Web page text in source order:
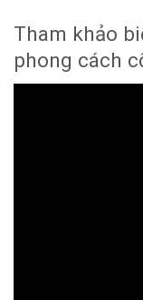
Tham khảo
phong cách